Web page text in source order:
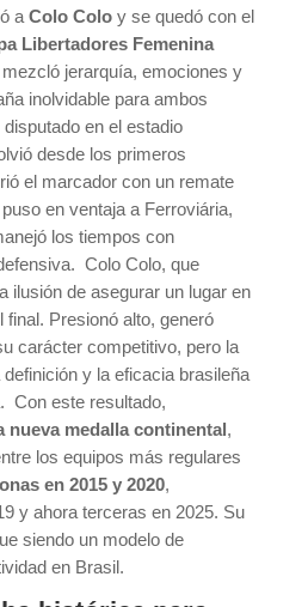
a Colo Coloy se quedó con el
Libertadores Femenina
jerarquía, emociones y
inolvidable para ambos
en el estadio
desde los primeros
el marcador con un remate
en ventaja a Ferroviária,
los tiempos con
Colo Colo, que
ilusión de asegurar un lugar en
final. Presionó alto, generó
carácter competitivo, pero la
y la eficacia brasileña
Con este resultado,
nueva medalla continental,
los equipos más regulares
en 2015 y 2020,
y ahora terceras en 2025. Su
siendo un modelo de
en Brasil.